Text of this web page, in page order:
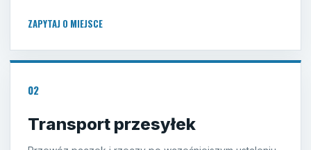
ZAPYTAJ O MIEJSCE
02
Transport przesyłek